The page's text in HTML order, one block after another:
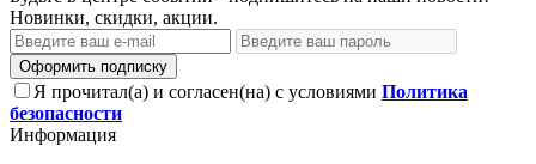
Новинки, скидки, акции.
Оформить подписку
Я прочитал(а) и согласен(на) с условиями Политика
безопасности
Информация